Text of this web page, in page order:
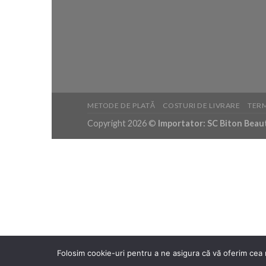
METODE DE PLATĂ COSTURI DE LIVRARE
Copyright 2026 © Importator: SC Biton
Folosim cookie-uri pentru a ne asigura că vă oferim